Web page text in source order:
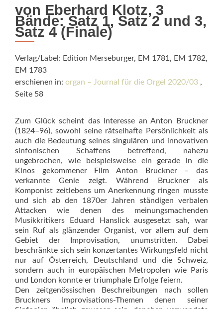
von Eberhard Klotz, 3
Bände: Satz 1, Satz 2 und 3,
Satz 4 (Finale)
Verlag/Label: Edition Merseburger, EM 1781, EM 1782,
EM 1783
erschienen in: organ – Journal für die Orgel 2020/03 ,
Seite 58
Zum Glück scheint das Interesse an Anton Bruckner
(1824–96), sowohl seine rätselhafte Persönlichkeit als
auch die Bedeutung seines singulären und innovativen
sinfonischen Schaffens betreffend, nahezu
ungebrochen, wie beispielsweise ein gerade in die
Kinos gekommener Film Anton Bruckner – das
verkannte Genie zeigt. Während Bruckner als
Komponist zeitlebens um Anerken­nung ringen musste
und sich ab den 1870er Jahren ständigen verbalen
Attacken wie denen des meinungsmachenden
Musikkritikers Eduard Hanslick ausgesetzt sah, war
sein Ruf als glänzender Organist, vor allem auf dem
Gebiet der Improvisation, unumstritten. Dabei
beschränkte sich sein konzertantes Wirkungsfeld nicht
nur auf Österreich, Deutschland und die Schweiz,
sondern auch in europäischen Metropolen wie Paris
und London konn­te er triumphale Erfolge feiern.
Den zeitgenössischen Beschreibungen nach sollen
Bruckners Improvisations-Themen denen seiner